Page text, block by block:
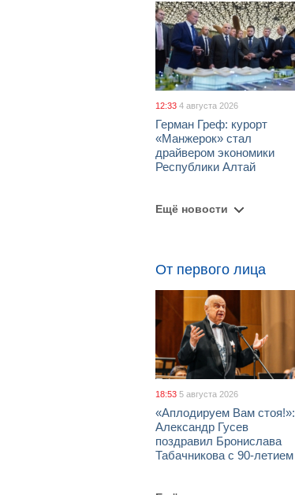
12:33 4 августа 2026
Герман Греф: курорт
«Манжерок» стал
драйвером экономики
Республики Алтай
Ещё новости
От первого лица
18:53 5 августа 2026
«Аплодируем Вам стоя!»:
Александр Гусев
поздравил Бронислава
Табачникова с 90-летием